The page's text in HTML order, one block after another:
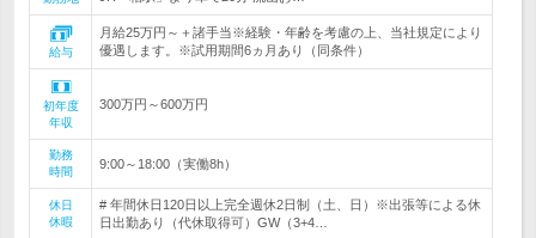
給与
月給25万円～＋諸手当※経験・年齢を考慮の上、当社規定により
優遇します。※試用期間6ヵ月あり（同条件）
初年度
年収
300万円～600万円
勤務
時間
9:00～18:00（実働8h）
休日
休暇
# 年間休日120日以上完全週休2日制（土、日）※出張等による休
日出勤あり（代休取得可）GW（3+4…